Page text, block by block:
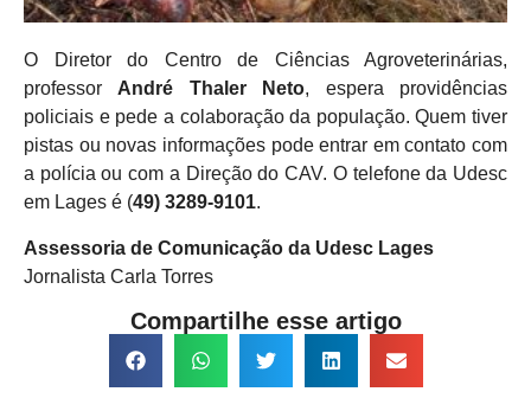
O Diretor do Centro de Ciências Agroveterinárias,
professorAndré Thaler Neto, espera providências
policiais e pede a colaboração da população. Quem tiver
pistas ou novas informações pode entrar em contato com
a polícia ou com a Direção do CAV. O telefone da Udesc
em Lages é (49) 3289-9101.
Assessoria de Comunicação da Udesc Lages
Jornalista Carla Torres
Compartilhe esse artigo